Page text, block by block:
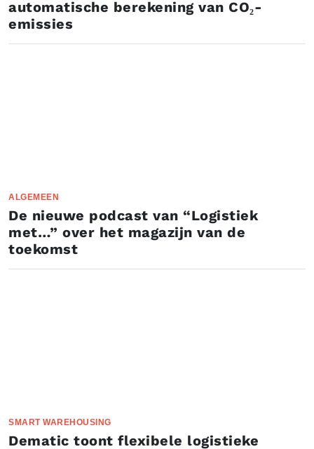
automatische berekening van CO₂-
emissies
ALGEMEEN
De nieuwe podcast van “Logistiek
met…” over het magazijn van de
toekomst
SMART WAREHOUSING
Dematic toont flexibele logistieke